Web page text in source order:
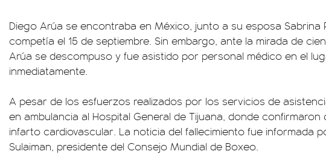
Diego Arúa se encontraba en México, junto a su esposa Sabrina
competía el 15 de septiembre. Sin embargo, ante la mirada de
Arúa se descompuso y fue asistido por personal médico en el
inmediatamente.
A pesar de los esfuerzos realizados por los servicios de
en ambulancia al Hospital General de Tijuana, donde confirmaron
infarto cardiovascular. La noticia del fallecimiento fue informada
Sulaiman, presidente del Consejo Mundial de Boxeo.